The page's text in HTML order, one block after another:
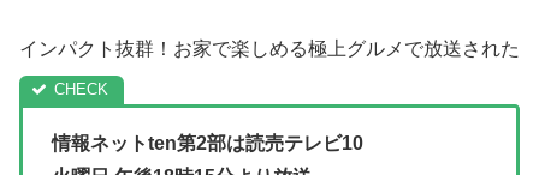
インパクト抜群！お家で楽しめる極上グルメで放送された
情報ネットten第2部は読売テレビ10